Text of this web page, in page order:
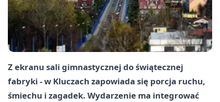
Z ekranu sali gimnastycznej do świątecznej
fabryki - w Kluczach zapowiada się porcja ruchu,
śmiechu i zagadek. Wydarzenie ma integrować